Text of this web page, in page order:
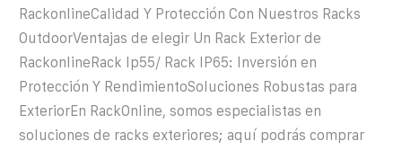
RackonlineCalidad Y Protección Con Nuestros Racks
OutdoorVentajas de elegir Un Rack Exterior de
RackonlineRack Ip55/ Rack IP65: Inversión en
Protección Y RendimientoSoluciones Robustas para
ExteriorEn RackOnline, somos especialistas en
soluciones de racks exteriores; aquí podrás comprar